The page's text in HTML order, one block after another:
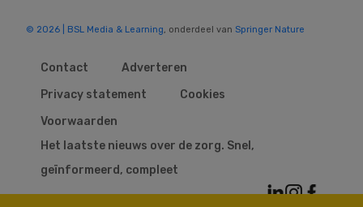
© 2026 | BSL Media & Learning, onderdeel van Springer Nature
Contact
Adverteren
Privacy statement
Cookies
Voorwaarden
Het laatste nieuws over de zorg. Snel,
geïnformeerd, compleet